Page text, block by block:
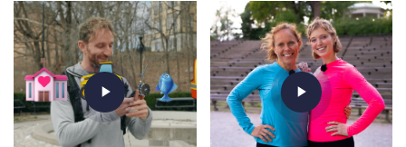
play_arrow play_arrow